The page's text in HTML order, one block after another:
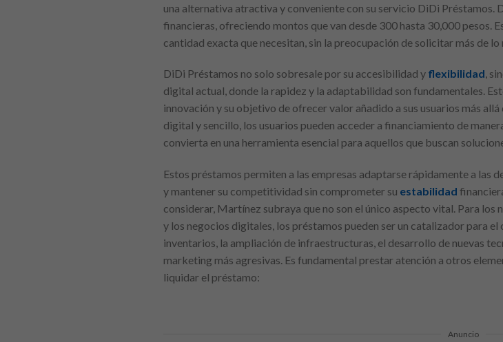
una alternativa atractiva y conveniente con su servicio DiDi Préstamos.
financieras, ofreciendo montos que van desde 300 hasta 30,000 pesos.
cantidad exacta que necesitan, sin la preocupación de solicitar más de
DiDi Préstamos no solo sobresale por su accesibilidad y flexibilidad,
digital actual, donde la rapidez y la adaptabilidad son fundamentales.
innovación y su objetivo de ofrecer valor añadido a sus usuarios más
digital y sencillo, los usuarios pueden acceder a financiamiento de
convierta en una herramienta esencial para aquellos que buscan
Estos préstamos permiten a las empresas adaptarse rápidamente a las
y mantener su competitividad sin comprometer su estabilidad
considerar, Martínez subraya que no son el único aspecto vital. Para
y los negocios digitales, los préstamos pueden ser un catalizador para
inventarios, la ampliación de infraestructuras, el desarrollo de nuevas
marketing más agresivas. Es fundamental prestar atención a otros
liquidar el préstamo:
Anuncio